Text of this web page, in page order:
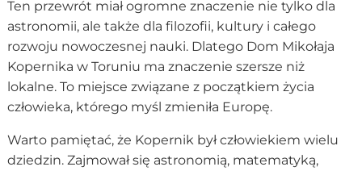
Ten przewrót miał ogromne znaczenie nie tylko dla
astronomii, ale także dla filozofii, kultury i całego
rozwoju nowoczesnej nauki. Dlatego Dom Mikołaja
Kopernika w Toruniu ma znaczenie szersze niż
lokalne. To miejsce związane z początkiem życia
człowieka, którego myśl zmieniła Europę.
Warto pamiętać, że Kopernik był człowiekiem wielu
dziedzin. Zajmował się astronomią, matematyką,